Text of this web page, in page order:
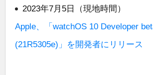
2023年7月5日（現地時間）
Apple、「watchOS 10 Developer
(21R5305e)」を開発者にリリース